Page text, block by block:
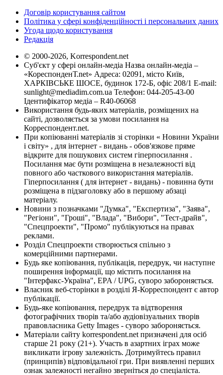
Договір користування сайтом
Політика у сфері конфіденційності і персональних даних
Угода щодо користування
Редакція
© 2000-2026, Korrespondent.net
Суб'єкт у сфері онлайн-медіа Назва онлайн-медіа –
«КореспонденТ.net» Адреса: 02091, місто Київ,
ХАРКІВСЬКЕ ШОСЕ, будинок 172-Б, офіс 208/1 E-mail:
sunlight@mediadim.com.ua Телефон: 044-205-43-00
Ідентифікатор медіа – R40-06068
Використання будь-яких матеріалів, розміщених на
сайті, дозволяється за умови посилання на
Корреспондент.net.
При копіюванні матеріалів зі сторінки « Новини України
і світу» , для інтернет - видань - обов'язкове пряме
відкрите для пошукових систем гіперпосилання .
Посилання має бути розміщена в незалежності від
повного або часткового використання матеріалів.
Гіперпосилання ( для інтернет - видань) - повинна бути
розміщена в підзаголовку або в першому абзаці
матеріалу.
Новини з позначками "Думка", "Експертиза", "Заява",
"Регіони", "Гроші", "Влада", "Вибори", "Тест-драйв",
"Спецпроекти", "Промо" публікуються на правах
реклами.
Розділ Спецпроекти створюється спільно з
комерційними партнерами.
Будь яке копіювання, публікація, передрук, чи наступне
поширення інформації, що містить посилання на
"Інтерфакс-Україна", EPA / UPG, суворо забороняється.
Власник веб-сторінки в розділі Я-Корреспондент є автор
публікації.
Будь-яке копіювання, передрук та відтворення
фотографічних творів та/або аудіовізуальних творів
правовласника Getty Images - суворо забороняється.
Матеріали сайту korrespondent.net призначені для осіб
старше 21 року (21+). Участь в азартних іграх може
викликати ігрову залежність. Дотримуйтесь правил
(принципів) відповідальної гри. При виявленні перших
ознак залежності негайно зверніться до спеціаліста.